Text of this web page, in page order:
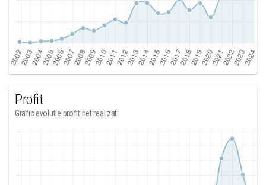
Profit
Grafic evolutie profit net realizat